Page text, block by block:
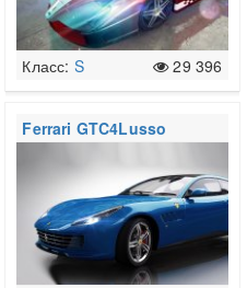
Класс: S 29 396
Ferrari GTC4Lusso